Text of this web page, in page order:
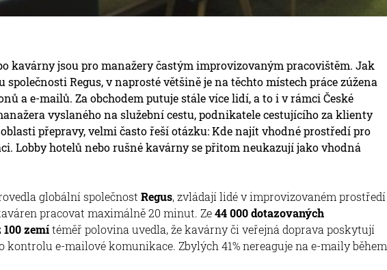
kavárny jsou pro manažery častým improvizovaným pracovištěm. Jak
Regus, v naprosté většině je na těchto místech práce zúžena
a e-mailů. Za obchodem putuje stále více lidí, a to i v rámci České
vyslaného na služební cestu, podnikatele cestujícího za klienty
přepravy, velmi často řeší otázku: Kde najít vhodné prostředí pro
Lobby hotelů nebo rušné kavárny se přitom neukazují jako vhodná
globální společnost Regus, zvládají lidé v improvizovaném prostředí
pracovat maximálně 20 minut. Ze44 000 dotazovaných
zemítéměř polovina uvedla, že kavárny či veřejná doprava poskytují
e-mailové komunikace. Zbylých 41% nereaguje na e-maily během